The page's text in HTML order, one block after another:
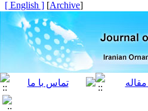
[
Archive
]
[ English ]